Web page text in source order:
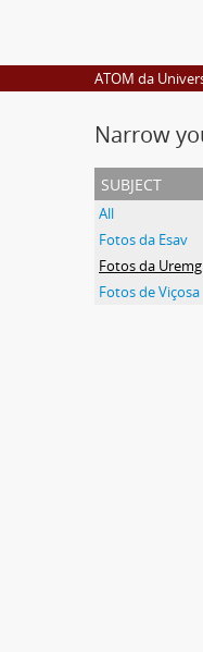
ATOM da
Narrow
subject
All
Fotos da Esav
Fotos da Uremg
Fotos de Viçosa